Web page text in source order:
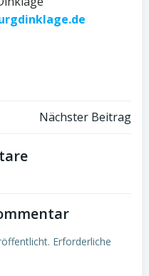
PostNächster Beitrag
Erforderliche